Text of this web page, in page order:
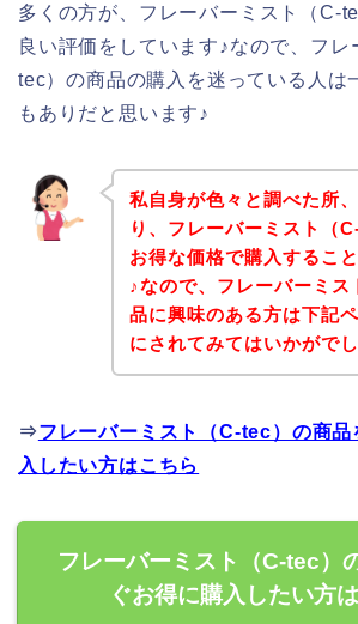
多くの方が、フレーバーミスト（C-
良い評価をしています♪なので、フ
tec）の商品の購入を迷っている人は
もありだと思います♪
私自身が色々と調べた所
り、フレーバーミスト（
お得な価格で購入するこ
♪なので、フレーバーミ
品に興味のある方は下記
にされてみてはいかがで
⇒フレーバーミスト（C-tec）の商品
入したい方はこちら
フレーバーミスト（C-tec）
ぐお得に購入したい方